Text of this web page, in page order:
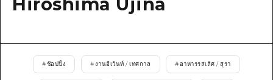
ธรรมชาติ
TRAVELPAL International
#ช้อปปิ้ง #งานอีเว้นท์ / เทศกาล # อาหารรสเลิศ / สุรา